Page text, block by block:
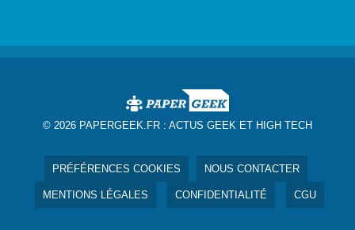
© 2026 PAPERGEEK.FR : ACTUS GEEK ET HIGH TECH
PRÉFÉRENCES COOKIES NOUS CONTACTER
MENTIONS LÉGALES CONFIDENTIALITÉ CGU